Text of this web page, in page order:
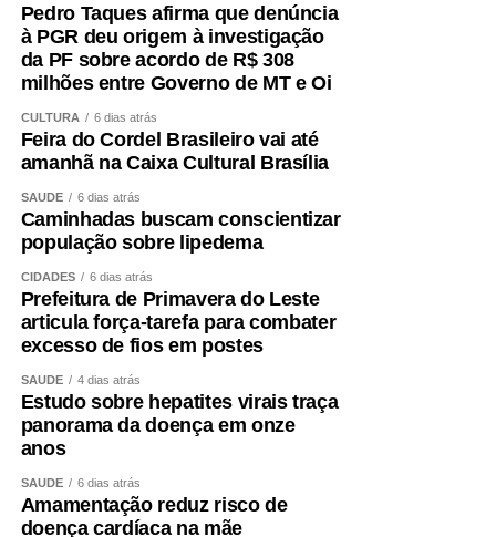
Pedro Taques afirma que denúncia
à PGR deu origem à investigação
da PF sobre acordo de R$ 308
milhões entre Governo de MT e Oi
CULTURA 6 dias atrás
Feira do Cordel Brasileiro vai até
amanhã na Caixa Cultural Brasília
SAÚDE 6 dias atrás
Caminhadas buscam conscientizar
população sobre lipedema
CIDADES 6 dias atrás
Prefeitura de Primavera do Leste
articula força-tarefa para combater
excesso de fios em postes
SAÚDE 4 dias atrás
Estudo sobre hepatites virais traça
panorama da doença em onze
anos
SAÚDE 6 dias atrás
Amamentação reduz risco de
doença cardíaca na mãe